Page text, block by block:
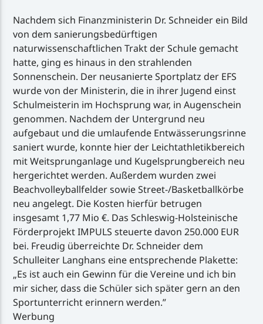
Nachdem sich Finanzministerin Dr. Schneider ein Bild
von dem sanierungsbedürftigen
naturwissenschaftlichen Trakt der Schule gemacht
hatte, ging es hinaus in den strahlenden
Sonnenschein. Der neusanierte Sportplatz der EFS
wurde von der Ministerin, die in ihrer Jugend einst
Schulmeisterin im Hochsprung war, in Augenschein
genommen. Nachdem der Untergrund neu
aufgebaut und die umlaufende Entwässerungsrinne
saniert wurde, konnte hier der Leichtathletikbereich
mit Weitsprunganlage und Kugelsprungbereich neu
hergerichtet werden. Außerdem wurden zwei
Beachvolleyballfelder sowie Street-/Basketballkörbe
neu angelegt. Die Kosten hierfür betrugen
insgesamt 1,77 Mio €. Das Schleswig-Holsteinische
Förderprojekt IMPULS steuerte davon 250.000 EUR
bei. Freudig überreichte Dr. Schneider dem
Schulleiter Langhans eine entsprechende Plakette:
„Es ist auch ein Gewinn für die Vereine und ich bin
mir sicher, dass die Schüler sich später gern an den
Sportunterricht erinnern werden.”
Werbung